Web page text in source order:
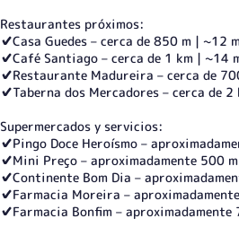
Restaurantes próximos:
✔️Casa Guedes – cerca de 850 m | ~12
✔️Café Santiago – cerca de 1 km | ~14
✔️Restaurante Madureira – cerca de
✔️Taberna dos Mercadores – cerca de 2
Supermercados y servicios:
✔️Pingo Doce Heroísmo –
✔️Mini Preço – aproximadamente 500
✔️Continente Bom Dia –
✔️Farmacia Moreira –
✔️Farmacia Bonfim –